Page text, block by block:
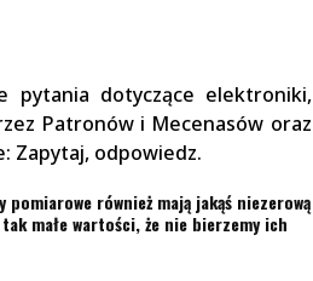
pytania dotyczące elektroniki,
Patronów i Mecenasów oraz
Zapytaj, odpowiedz.
również mają jakąś niezerową
małe wartości, że nie bierzemy ich